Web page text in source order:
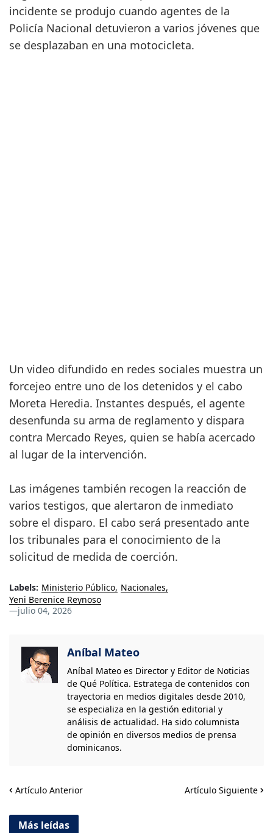
incidente se produjo cuando agentes de la
Policía Nacional detuvieron a varios jóvenes que
se desplazaban en una motocicleta.
Un video difundido en redes sociales muestra un
forcejeo entre uno de los detenidos y el cabo
Moreta Heredia. Instantes después, el agente
desenfunda su arma de reglamento y dispara
contra Mercado Reyes, quien se había acercado
al lugar de la intervención.
Las imágenes también recogen la reacción de
varios testigos, que alertaron de inmediato
sobre el disparo. El cabo será presentado ante
los tribunales para el conocimiento de la
solicitud de medida de coerción.
Labels: Ministerio Público Nacionales
Yeni Berenice Reynoso
—julio 04, 2026
Aníbal Mateo
Aníbal Mateo es Director y Editor de Noticias
de Qué Política. Estratega de contenidos con
trayectoria en medios digitales desde 2010,
se especializa en la gestión editorial y
análisis de actualidad. Ha sido columnista
de opinión en diversos medios de prensa
dominicanos.
Artículo Anterior Artículo Siguiente
Más leídas